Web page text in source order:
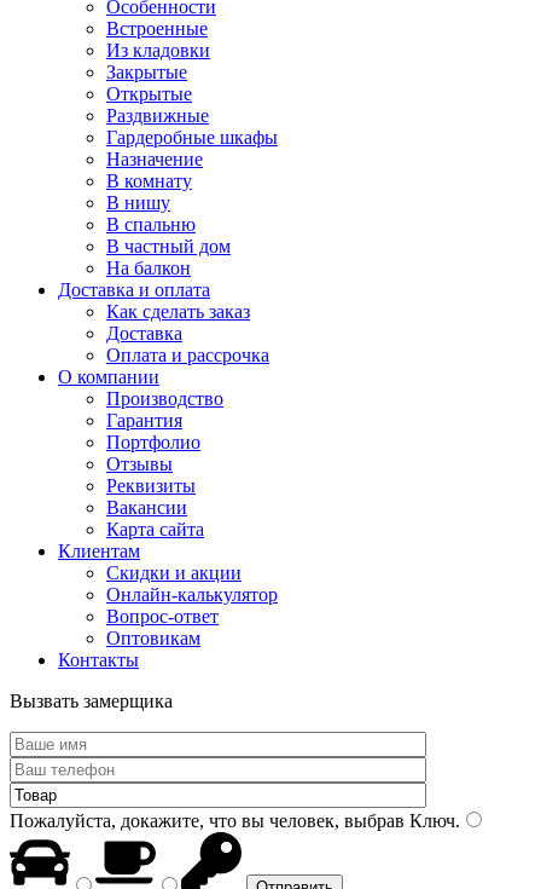
Особенности
Встроенные
Из кладовки
Закрытые
Открытые
Раздвижные
Гардеробные шкафы
Назначение
В комнату
В нишу
В спальню
В частный дом
На балкон
Доставка и оплата
Как сделать заказ
Доставка
Оплата и рассрочка
О компании
Производство
Гарантия
Портфолио
Отзывы
Реквизиты
Вакансии
Карта сайта
Клиентам
Скидки и акции
Онлайн-калькулятор
Вопрос-ответ
Оптовикам
Контакты
Вызвать замерщика
Пожалуйста, докажите, что вы человек, выбрав Ключ.